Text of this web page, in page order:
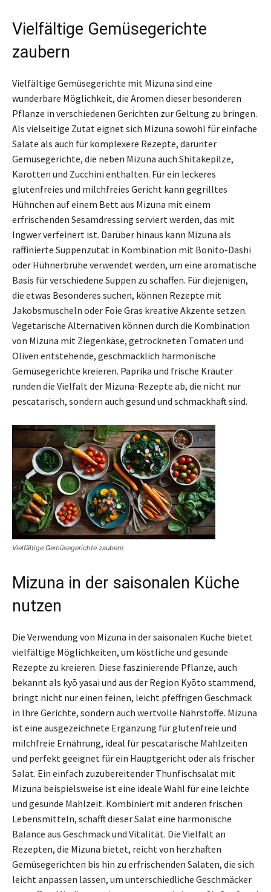
Vielfältige Gemüsegerichte
zaubern
Vielfältige Gemüsegerichte mit Mizuna sind eine
wunderbare Möglichkeit, die Aromen dieser besonderen
Pflanze in verschiedenen Gerichten zur Geltung zu bringen.
Als vielseitige Zutat eignet sich Mizuna sowohl für einfache
Salate als auch für komplexere Rezepte, darunter
Gemüsegerichte, die neben Mizuna auch Shitakepilze,
Karotten und Zucchini enthalten. Für ein leckeres
glutenfreies und milchfreies Gericht kann gegrilltes
Hühnchen auf einem Bett aus Mizuna mit einem
erfrischenden Sesamdressing serviert werden, das mit
Ingwer verfeinert ist. Darüber hinaus kann Mizuna als
raffinierte Suppenzutat in Kombination mit Bonito-Dashi
oder Hühnerbrühe verwendet werden, um eine aromatische
Basis für verschiedene Suppen zu schaffen. Für diejenigen,
die etwas Besonderes suchen, können Rezepte mit
Jakobsmuscheln oder Foie Gras kreative Akzente setzen.
Vegetarische Alternativen können durch die Kombination
von Mizuna mit Ziegenkäse, getrockneten Tomaten und
Oliven entstehende, geschmacklich harmonische
Gemüsegerichte kreieren. Paprika und frische Kräuter
runden die Vielfalt der Mizuna-Rezepte ab, die nicht nur
pescatarisch, sondern auch gesund und schmackhaft sind.
Vielfältige Gemüsegerichte zaubern
Mizuna in der saisonalen Küche
nutzen
Die Verwendung von Mizuna in der saisonalen Küche bietet
vielfältige Möglichkeiten, um köstliche und gesunde
Rezepte zu kreieren. Diese faszinierende Pflanze, auch
bekannt als kyō yasai und aus der Region Kyōto stammend,
bringt nicht nur einen feinen, leicht pfeffrigen Geschmack
in Ihre Gerichte, sondern auch wertvolle Nährstoffe. Mizuna
ist eine ausgezeichnete Ergänzung für glutenfreie und
milchfreie Ernährung, ideal für pescatarische Mahlzeiten
und perfekt geeignet für ein Hauptgericht oder als frischer
Salat. Ein einfach zuzubereitender Thunfischsalat mit
Mizuna beispielsweise ist eine ideale Wahl für eine leichte
und gesunde Mahlzeit. Kombiniert mit anderen frischen
Lebensmitteln, schafft dieser Salat eine harmonische
Balance aus Geschmack und Vitalität. Die Vielfalt an
Rezepten, die Mizuna bietet, reicht von herzhaften
Gemüsegerichten bis hin zu erfrischenden Salaten, die sich
leicht anpassen lassen, um unterschiedliche Geschmäcker